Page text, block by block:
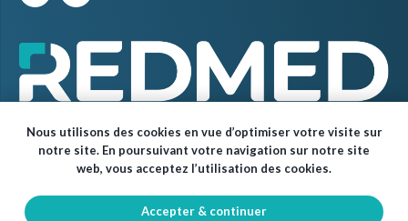
© Red Med 2024 – Tous droits réservés.
Nous utilisons des cookies en vue d’optimiser votre visite sur
notre site. En poursuivant votre navigation sur notre site
web, vous acceptez l’utilisation des cookies.
Accepter & continuer